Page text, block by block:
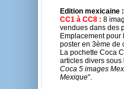
Edition mexicaine :
CC1 à CC8 : 8
vendues dans des
Emplacement pour
poster en 3ème de
La pochette Coca
articles divers
Coca 5 images
Mexique".